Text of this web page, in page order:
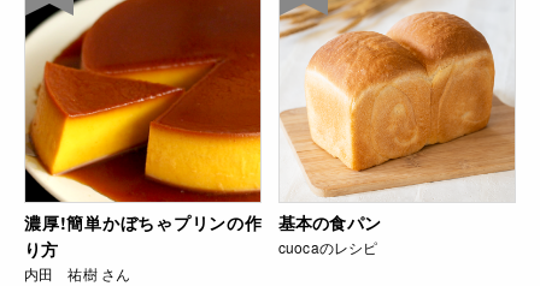
濃厚!簡単かぼちゃプリンの作
り方
内田 祐樹 さん
基本の食パン
cuocaのレシピ